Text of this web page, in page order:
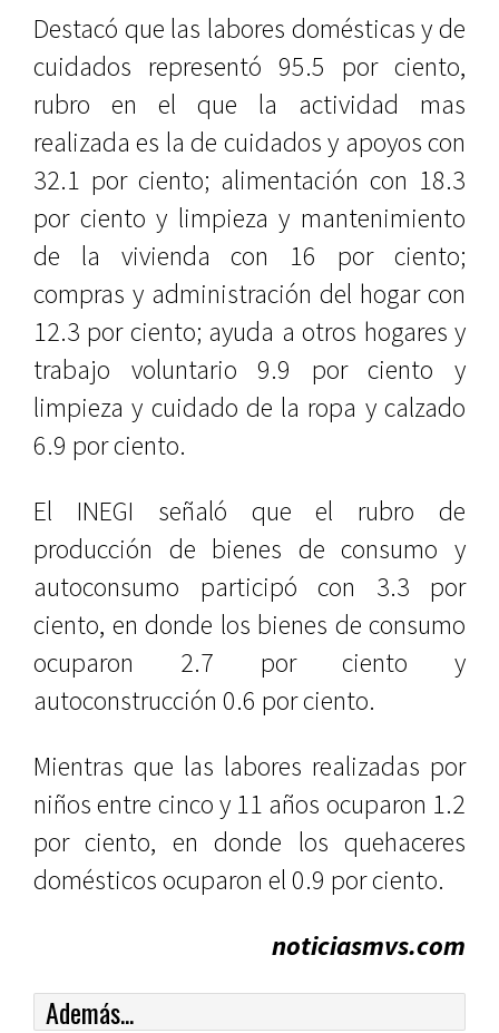
Destacó que las labores domésticas y de
cuidados representó 95.5 por ciento,
rubro en el que la actividad mas
realizada es la de cuidados y apoyos con
32.1 por ciento; alimentación con 18.3
por ciento y limpieza y mantenimiento
de la vivienda con 16 por ciento;
compras y administración del hogar con
12.3 por ciento; ayuda a otros hogares y
trabajo voluntario 9.9 por ciento y
limpieza y cuidado de la ropa y calzado
6.9 por ciento.
El INEGI señaló que el rubro de
producción de bienes de consumo y
autoconsumo participó con 3.3 por
ciento, en donde los bienes de consumo
ocuparon 2.7 por ciento y
autoconstrucción 0.6 por ciento.
Mientras que las labores realizadas por
niños entre cinco y 11 años ocuparon 1.2
por ciento, en donde los quehaceres
domésticos ocuparon el 0.9 por ciento.
noticiasmvs.com
Además...